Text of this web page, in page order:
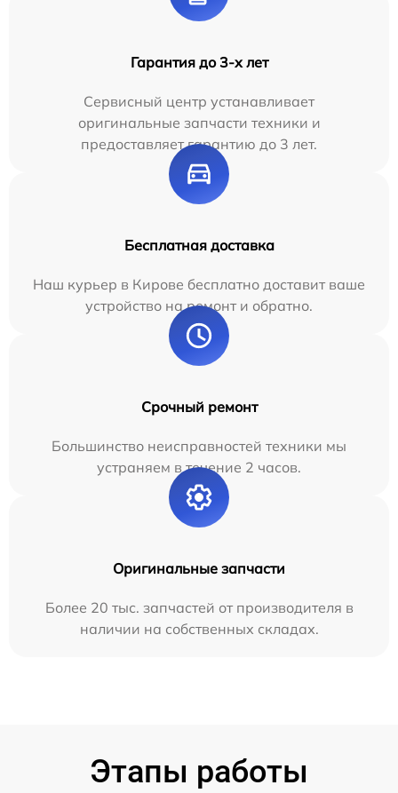
Гарантия до 3-х лет
Сервисный центр устанавливает
оригинальные запчасти техники и
предоставляет гарантию до 3 лет.
Бесплатная доставка
Наш курьер в Кирове бесплатно доставит ваше
устройство на ремонт и обратно.
Срочный ремонт
Большинство неисправностей техники мы
устраняем в течение 2 часов.
Оригинальные запчасти
Более 20 тыс. запчастей от производителя в
наличии на собственных складах.
Этапы работы